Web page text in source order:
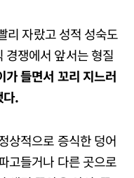
리 자랐고 성적 성숙도
경쟁에서 앞서는 형질
가 들면서 꼬리 지느러
다.
상적으로 증식한 덩어
고들거나 다른 곳으로